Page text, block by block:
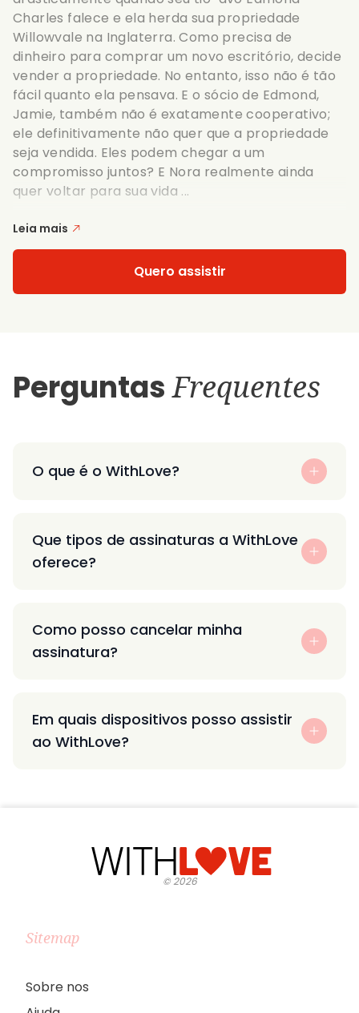
Charles falece e ela herda sua propriedade
Willowvale na Inglaterra. Como precisa de
dinheiro para comprar um novo escritório, decide
vender a propriedade. No entanto, isso não é tão
fácil quanto ela pensava. E o sócio de Edmond,
Jamie, também não é exatamente cooperativo;
ele definitivamente não quer que a propriedade
seja vendida. Eles podem chegar a um
compromisso juntos? E Nora realmente ainda
quer voltar para sua vida ...
Leia mais
Quero assistir
PerguntasFrequentes
O que é o WithLove?
Que tipos de assinaturas a WithLove
oferece?
Como posso cancelar minha
assinatura?
Em quais dispositivos posso assistir
ao WithLove?
©2026
Sitemap
Sobre nos